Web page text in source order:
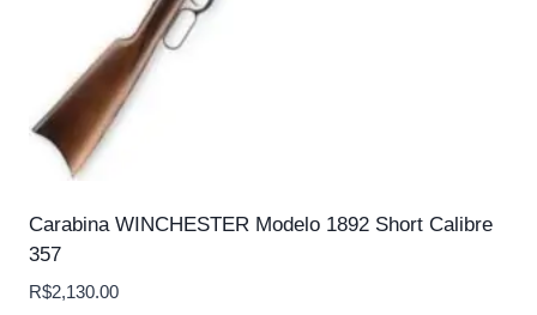
Carabina WINCHESTER Modelo 1892 Short Calibre
357
R$2,130.00